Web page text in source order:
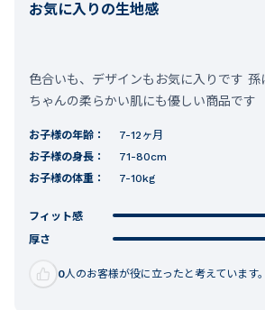
お気に入りの生地感
色合いも、デザインもお気に入りです
ちゃんの柔らかい肌にも優しい商品です
お子様の年齢：
7-12ヶ月
お子様の身長：
71-80cm
お子様の体重：
7-10kg
フィット感
厚さ
0人のお客様が役に立ったと考えています。